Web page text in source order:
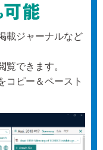
載ジャーナルなど
覧できます。
コピー＆ペースト